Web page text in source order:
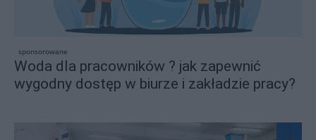
sponsorowane
Woda dla pracowników ? jak zapewnić
wygodny dostęp w biurze i zakładzie pracy?